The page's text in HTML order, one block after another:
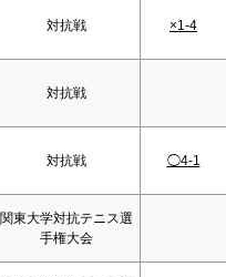
対抗戦 ×1-4
対抗戦
対抗戦 ◯4-1
関東大学対抗テニス選
手権大会